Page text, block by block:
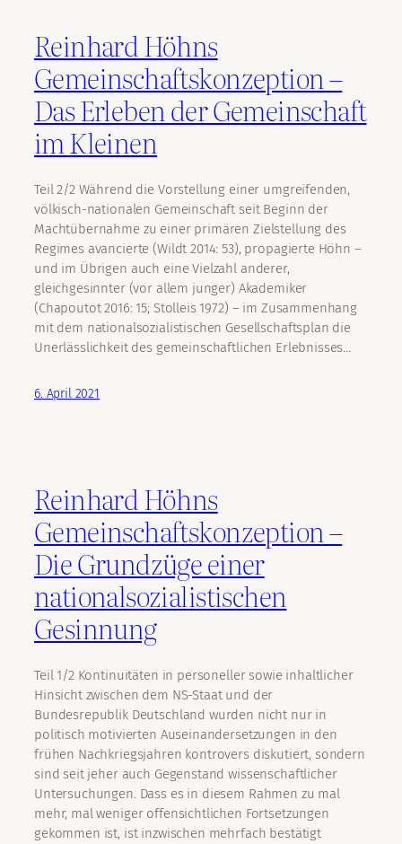
Reinhard Höhns
Gemeinschaftskonzeption –
Das Erleben der Gemeinschaft
im Kleinen
Teil 2/2 Während die Vorstellung einer umgreifenden,
völkisch-nationalen Gemeinschaft seit Beginn der
Machtübernahme zu einer primären Zielstellung des
Regimes avancierte (Wildt 2014: 53), propagierte Höhn –
und im Übrigen auch eine Vielzahl anderer,
gleichgesinnter (vor allem junger) Akademiker
(Chapoutot 2016: 15; Stolleis 1972) – im Zusammenhang
mit dem nationalsozialistischen Gesellschaftsplan die
Unerlässlichkeit des gemeinschaftlichen Erlebnisses…
6. April 2021
Reinhard Höhns
Gemeinschaftskonzeption –
Die Grundzüge einer
nationalsozialistischen
Gesinnung
Teil 1/2 Kontinuitäten in personeller sowie inhaltlicher
Hinsicht zwischen dem NS-Staat und der
Bundesrepublik Deutschland wurden nicht nur in
politisch motivierten Auseinandersetzungen in den
frühen Nachkriegsjahren kontrovers diskutiert, sondern
sind seit jeher auch Gegenstand wissenschaftlicher
Untersuchungen. Dass es in diesem Rahmen zu mal
mehr, mal weniger offensichtlichen Fortsetzungen
gekommen ist, ist inzwischen mehrfach bestätigt